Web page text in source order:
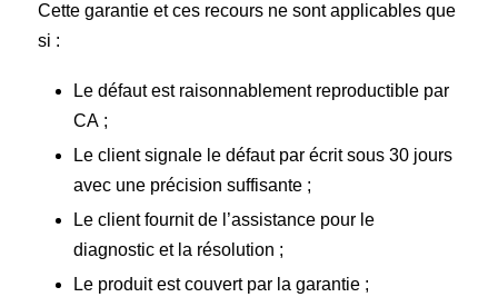
Cette garantie et ces recours ne sont applicables que
si :
Le défaut est raisonnablement reproductible par
CA ;
Le client signale le défaut par écrit sous 30 jours
avec une précision suffisante ;
Le client fournit de l’assistance pour le
diagnostic et la résolution ;
Le produit est couvert par la garantie ;